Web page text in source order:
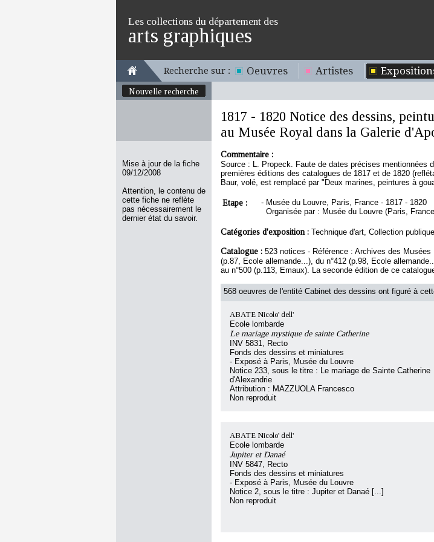
Les collections du département des
arts graphiques
Recherche sur : Oeuvres Artistes
Nouvelle recherche
Mise à jour de la fiche
09/12/2008
Attention, le contenu de
cette fiche ne reflète
pas nécessairement le
dernier état du savoir.
1817 - 1820 Notice des dessins,
au Musée Royal dans la Galerie
Commentaire :
Source : L. Propeck. Faute de dates précises mentionnées
premières éditions des catalogues de 1817 et de 1820
Baur, volé, est remplacé par "Deux marines, peintures à
Etape : - Musée du Louvre, Paris, France - 1817 - 1820
Organisée par : Musée du Louvre (Paris,
Catégories d'exposition : Technique d'art, Collection publique
Catalogue : 523 notices - Référence : Archives des
(p.87, Ecole allemande...), du n°412 (p.98, Ecole
au n°500 (p.113, Emaux). La seconde édition de ce
568 oeuvres de l'entité Cabinet des dessins ont figuré à
ABATE Nicolo' dell'
Ecole lombarde
Le mariage mystique de sainte Catherine
INV 5831, Recto
Fonds des dessins et miniatures
- Exposé à Paris, Musée du Louvre
Notice 233, sous le titre : Le mariage de Sainte Catherine
d'Alexandrie
Attribution : MAZZUOLA Francesco
Non reproduit
ABATE Nicolo' dell'
Ecole lombarde
Jupiter et Danaé
INV 5847, Recto
Fonds des dessins et miniatures
- Exposé à Paris, Musée du Louvre
Notice 2, sous le titre : Jupiter et Danaé [...]
Non reproduit